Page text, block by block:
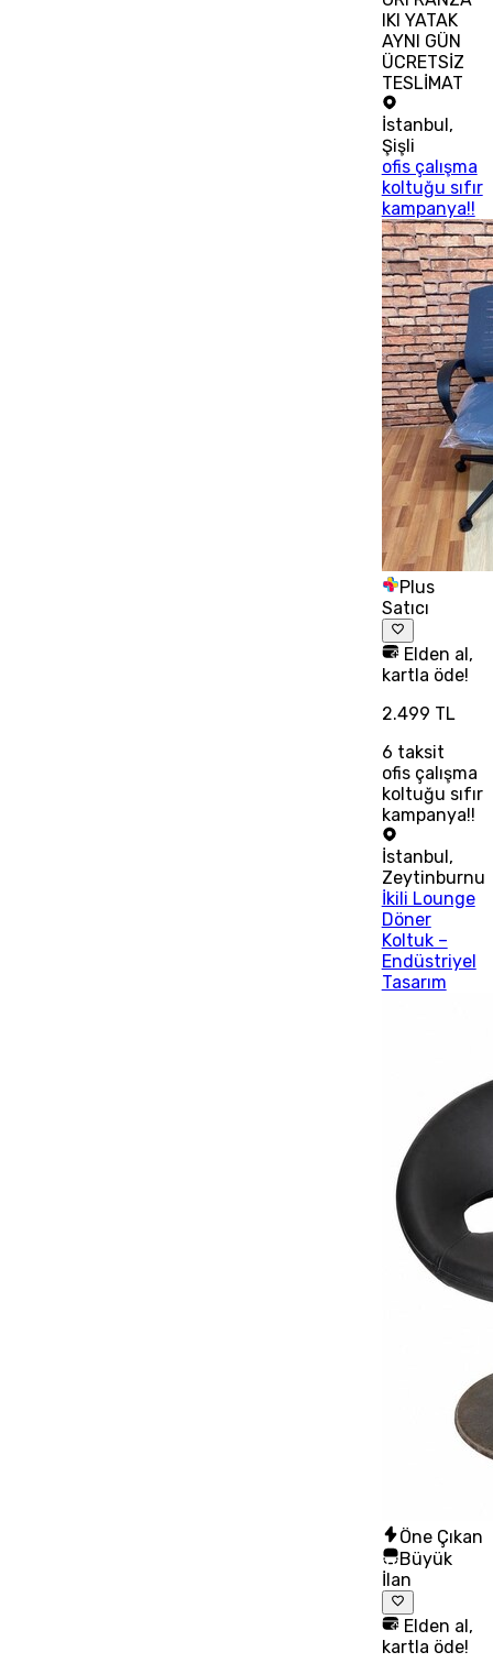
IKI YATAK
AYNI GÜN
ÜCRETSİZ
TESLİMAT
İstanbul,
Şişli
ofis çalışma
koltuğu sıfır
kampanya!!
Plus
Satıcı
Elden al,
kartla öde!
2.499 TL
6 taksit
ofis çalışma
koltuğu sıfır
kampanya!!
İstanbul,
Zeytinburnu
İkili Lounge
Döner
Koltuk –
Endüstriyel
Tasarım
Öne Çıkan
Büyük
İlan
Elden al,
kartla öde!